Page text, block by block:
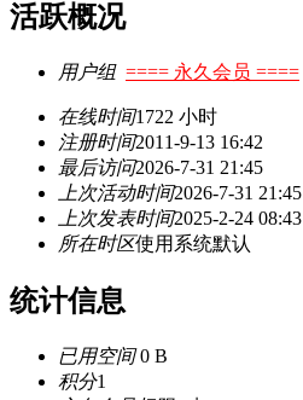
活跃概况
用户组 ==== 永久会员 ====
在线时间1722 小时
注册时间2011-9-13 16:42
最后访问2026-7-31 21:45
上次活动时间2026-7-31 21:45
上次发表时间2025-2-24 08:43
所在时区使用系统默认
统计信息
已用空间0 B
积分1